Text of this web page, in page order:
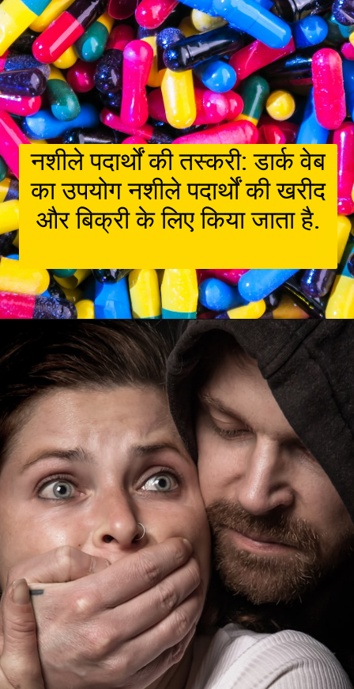
नशीले पदार्थों की तस्करी: डार्क वेब
का उपयोग नशीले पदार्थों की खरीद
और बिक्री के लिए किया जाता है.